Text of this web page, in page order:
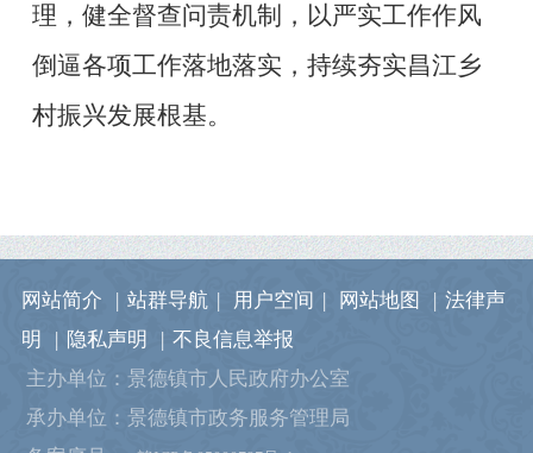
理，健全督查问责机制，以严实工作作风
倒逼各项工作落地落实，持续夯实昌江乡
村振兴发展根基。
网站简介 | 站群导航 | 用户空间 | 网站地图 | 法律声
明
| 隐私声明 | 不良信息举报
主办单位：景德镇市人民政府办公室
承办单位：景德镇市政务服务管理局